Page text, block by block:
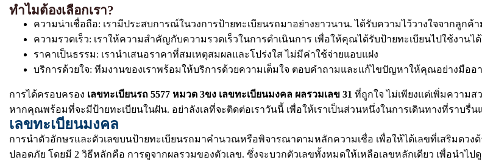
ทำไมต้องเลือกเรา?
ความน่าเชื่อถือ: เรามีประสบการณ์ในวงการป้ายทะเบียนรถมาอย่างยาวนาน. ได้รับความไว้วางใจจากลูกค้
ความรวดเร็ว: เราให้ความสำคัญกับความรวดเร็วในการดำเนินการ เพื่อให้คุณได้รับป้ายทะเบียนไปใช้งานไ
ราคาเป็นธรรม: เรานำเสนอราคาที่สมเหตุสมผลและโปร่งใส ไม่มีค่าใช้จ่ายแอบแฝง
บริการด้วยใจ: ทีมงานของเราพร้อมให้บริการด้วยความเต็มใจ ตอบคำถามและแก้ไขปัญหาให้คุณอย่างมืออ
การได้ครอบครอง เลขทะเบียนรถ 5577 หมวด 3ขง เลขทะเบียนมงคล ผลรวมเลข 31 ที่ถูกใจ ไม่เพียงแต่เพิ่มความ
หากคุณพร้อมที่จะมีป้ายทะเบียนในฝัน. อย่าลังเลที่จะติดต่อเราวันนี้ เพื่อให้เราเป็นส่วนหนึ่งในการเดินทางที่ราบรื่
เลขทะเบียนมงคล
การนำตัวอักษรและตัวเลขบนป้ายทะเบียนรถมาคำนวณหรือพิจารณาตามหลักความเชื่อ เพื่อให้ได้เลขที่เสริมดวง
ปลอดภัย โดยมี 2 วิธีหลักคือ การดูจากผลรวมของตัวเลข. ซึ่งจะบวกตัวเลขทั้งหมดให้เหลือเลขหลักเดียว เพื่อนำไ